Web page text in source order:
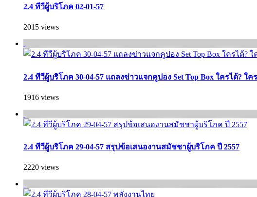
2.4 ทีวีผู้บริโภค 02-01-57
2015 views
2.4 ทีวีผู้บริโภค 30-04-57 แถลงข่าวแจกคูปอง Set Top Box ใครได้? ใคร
1916 views
2.4 ทีวีผู้บริโภค 29-04-57 สรุปข้อเสนองานสมัชชาผู้บริโภค ปี 2557
2220 views